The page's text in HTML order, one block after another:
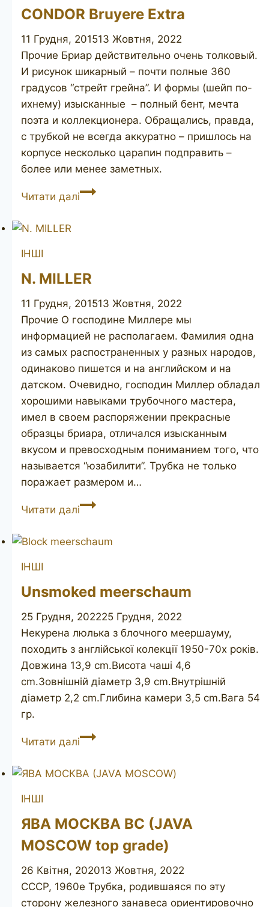
CONDOR Bruyere Extra
11 Грудня, 201513 Жовтня, 2022
Прочие Бриар действительно очень толковый.
И рисунок шикарный – почти полные 360
градусов “стрейт грейна”. И формы (шейп по-
ихнему) изысканные – полный бент, мечта
поэта и коллекционера. Обращались, правда,
с трубкой не всегда аккуратно – пришлось на
корпусе несколько царапин подправить –
более или менее заметных.
Читати даліCONDOR
ІНШІ
N. MILLER
11 Грудня, 201513 Жовтня, 2022
Прочие О господине Миллере мы
информацией не располагаем. Фамилия одна
из самых распостраненных у разных народов,
одинаково пишется и на английском и на
датском. Очевидно, господин Миллер обладал
хорошими навыками трубочного мастера,
имел в своем распоряжении прекрасные
образцы бриара, отличался изысканным
вкусом и превосходным пониманием того, что
называется “юзабилити”. Трубка не только
поражает размером и…
Читати даліN.
ІНШІ
Unsmoked meerschaum
25 Грудня, 202225 Грудня, 2022
Некурена люлька з блочного меершауму,
походить з англійської колекції 1950-70х років.
Довжина 13,9 cm.Висота чаші 4,6
cm.Зовнішній діаметр 3,9 cm.Внутрішній
діаметр 2,2 cm.Глибина камери 3,5 cm.Вага 54
гр.
Читати даліUnsmoked
ІНШІ
ЯВА МОСКВА ВС (JAVA
MOSCOW top grade)
26 Квітня, 202013 Жовтня, 2022
СССР, 1960е Трубка, родившаяся по эту
сторону железного занавеса ориентировочно